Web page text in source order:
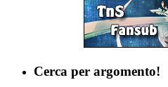
Cerca per argomento!